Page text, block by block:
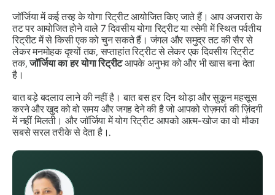
जॉर्जिया में कई तरह के योगा रिट्रीट आयोजित किए जाते हैं। आप अजरारा के
तट पर आयोजित होने वाले 7 दिवसीय योगा रिट्रीट या त्सेमी में स्थित पर्वतीय
रिट्रीट में से किसी एक को चुन सकते हैं। जंगल और समुद्र तट की सैर से
लेकर मनमोहक दृश्यों तक, सप्ताहांत रिट्रीट से लेकर एक दिवसीय रिट्रीट
तक,जॉर्जिया का हर योगा रिट्रीटआपके अनुभव को और भी खास बना देता
है।
बात बड़े बदलाव लाने की नहीं है। बात बस हर दिन थोड़ा और सुकून महसूस
करने और खुद को वो समय और जगह देने की है जो आपको रोज़मर्रा की ज़िंदगी
में नहीं मिलती। और जॉर्जिया में योग रिट्रीट आपको आत्म-खोज का वो मौका
सबसे सरल तरीके से देता है।.